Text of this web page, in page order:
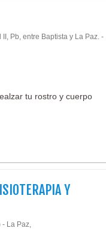
Pb, entre Baptista y La Paz. -
tu rostro y cuerpo
Y
- La Paz,